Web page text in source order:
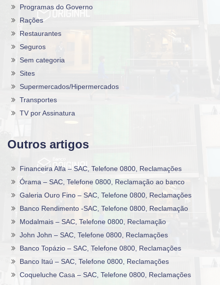
Programas do Governo
Rações
Restaurantes
Seguros
Sem categoria
Sites
Supermercados/Hipermercados
Transportes
TV por Assinatura
Outros artigos
Financeira Alfa – SAC, Telefone 0800, Reclamações
Órama – SAC, Telefone 0800, Reclamação ao banco
Galeria Ouro Fino – SAC, Telefone 0800, Reclamações
Banco Rendimento -SAC, Telefone 0800, Reclamação
Modalmais – SAC, Telefone 0800, Reclamação
John John – SAC, Telefone 0800, Reclamações
Banco Topázio – SAC, Telefone 0800, Reclamações
Banco Itaú – SAC, Telefone 0800, Reclamações
Coqueluche Casa – SAC, Telefone 0800, Reclamações